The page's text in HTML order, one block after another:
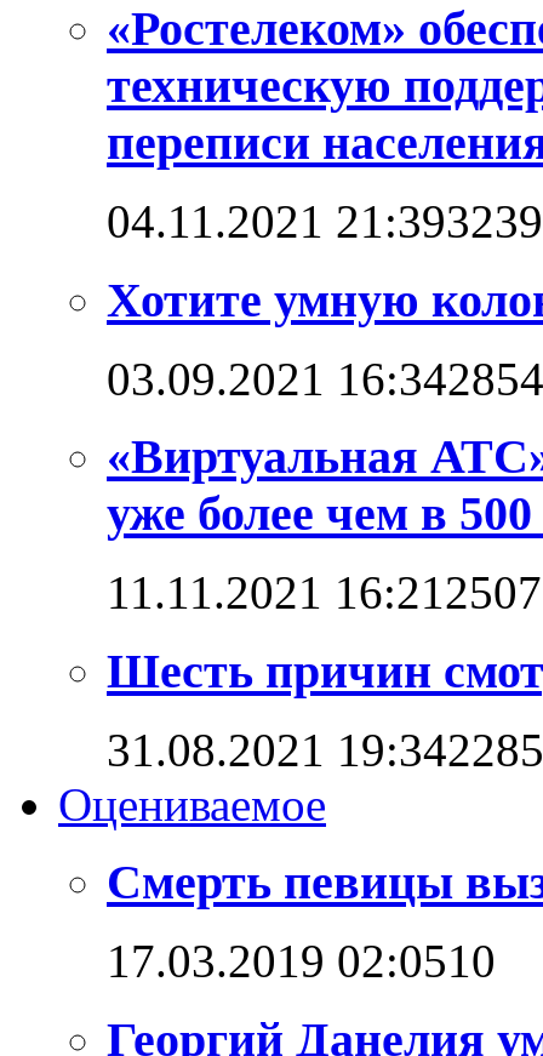
«Ростелеком»
техническую
переписи
04.11.2021 21:39
Хотите умную
03.09.2021 16:34
«Виртуальная
уже более чем в 500
11.11.2021 16:21
Шесть причин
31.08.2021 19:34
Оцениваемое
Смерть певицы
17.03.2019 02:0510
Георгий Данелия